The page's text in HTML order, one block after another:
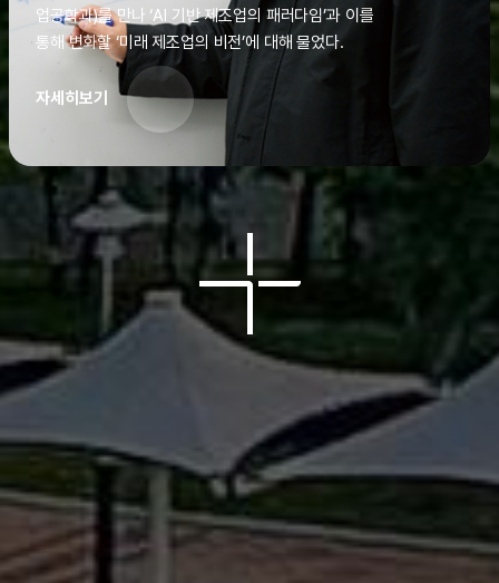
업공학과)를 만나 ‘AI 기반 제조업의 패러다임’과 이를
통해 변화할 ‘미래 제조업의 비전’에 대해 물었다.
자세히보기